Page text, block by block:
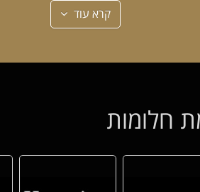
קרא עוד
חלומות